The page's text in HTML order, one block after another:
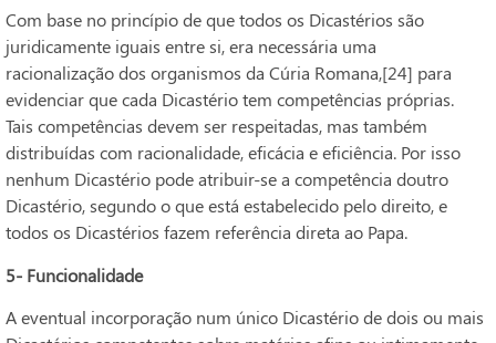
Com base no princípio de que todos os Dicastérios são
juridicamente iguais entre si, era necessária uma
racionalização dos organismos da Cúria Romana,[24] para
evidenciar que cada Dicastério tem competências próprias.
Tais competências devem ser respeitadas, mas também
distribuídas com racionalidade, eficácia e eficiência. Por isso
nenhum Dicastério pode atribuir-se a competência doutro
Dicastério, segundo o que está estabelecido pelo direito, e
todos os Dicastérios fazem referência direta ao Papa.
5- Funcionalidade
A eventual incorporação num único Dicastério de dois ou mais